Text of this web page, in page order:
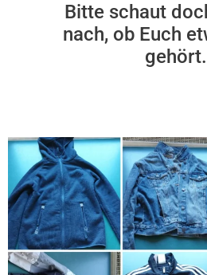
Bitte schaut
nach, ob Euch
gehört.